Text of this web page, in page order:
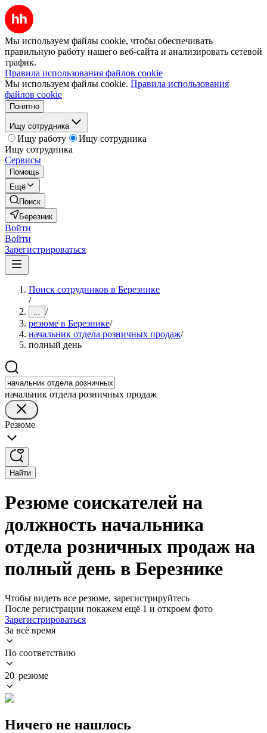
Мы используем файлы cookie, чтобы обеспечивать
правильную работу нашего веб-сайта и анализировать сетевой
трафик.
Правила использования файлов cookie
Мы используем файлы cookie. Правила использования
файлов cookie
Понятно
Ищу сотрудника
Ищу работу
Ищу сотрудника
Ищу сотрудника
Сервисы
Помощь
Ещё
Поиск
Березник
Войти
Войти
Зарегистрироваться
Поиск сотрудников в Березнике
/
... /
резюме в Березнике/
начальник отдела розничных продаж/
полный день
начальник отдела розничных продаж
Резюме
Найти
Резюме соискателей на
должность начальника
отдела розничных продаж на
полный день в Березнике
Чтобы видеть все резюме, зарегистрируйтесь
После регистрации покажем ещё 1 и откроем фото
Зарегистрироваться
За всё время
По соответствию
20 резюме
Ничего не нашлось